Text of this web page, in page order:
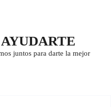
juntos para darte la mejor